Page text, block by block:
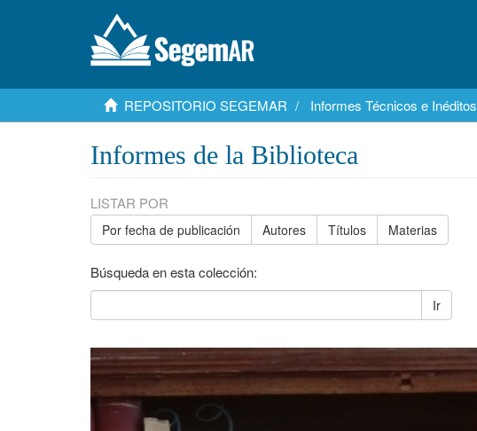
REPOSITORIO SEGEMAR Informes Técnicos e Inéditos
Informes de la Biblioteca
LISTAR POR
Por fecha de publicación Autores Títulos Materias
Búsqueda en esta colección:
Ir